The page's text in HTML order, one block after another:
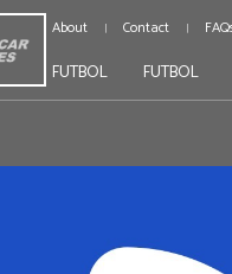
About Contact
FUTBOL FUTBOL